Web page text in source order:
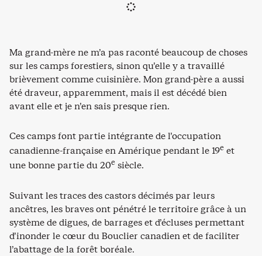
Ma grand-mère ne m’a pas raconté beaucoup de choses
sur les camps forestiers, sinon qu’elle y a travaillé
brièvement comme cuisinière. Mon grand-père a aussi
été draveur, apparemment, mais il est décédé bien
avant elle et je n’en sais presque rien.
Ces camps font partie intégrante de l’occupation
canadienne-française en Amérique pendant le 19e et
une bonne partie du 20e siècle.
Suivant les traces des castors décimés par leurs
ancêtres, les braves ont pénétré le territoire grâce à un
système de digues, de barrages et d’écluses permettant
d’inonder le cœur du Bouclier canadien et de faciliter
l’abattage de la forêt boréale.